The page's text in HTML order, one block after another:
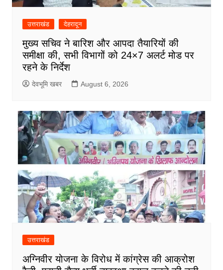
उत्तराखंड देहरादून
मुख्य सचिव ने बारिश और आपदा तैयारियों की
समीक्षा की, सभी विभागों को 24×7 अलर्ट मोड पर
रहने के निर्देश
देवभूमि खबर August 6, 2026
उत्तराखंड
अग्निवीर योजना के विरोध में कांग्रेस की आक्रोश